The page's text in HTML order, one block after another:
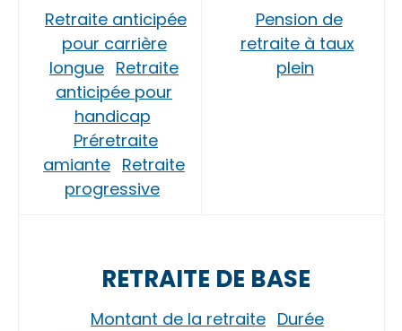
Retraite anticipée
pour carrière
longue Retraite
anticipée pour
handicap
Préretraite
amiante Retraite
progressive
Pension de
retraite à taux
plein
RETRAITE DE BASE
Montant de la retraite Durée